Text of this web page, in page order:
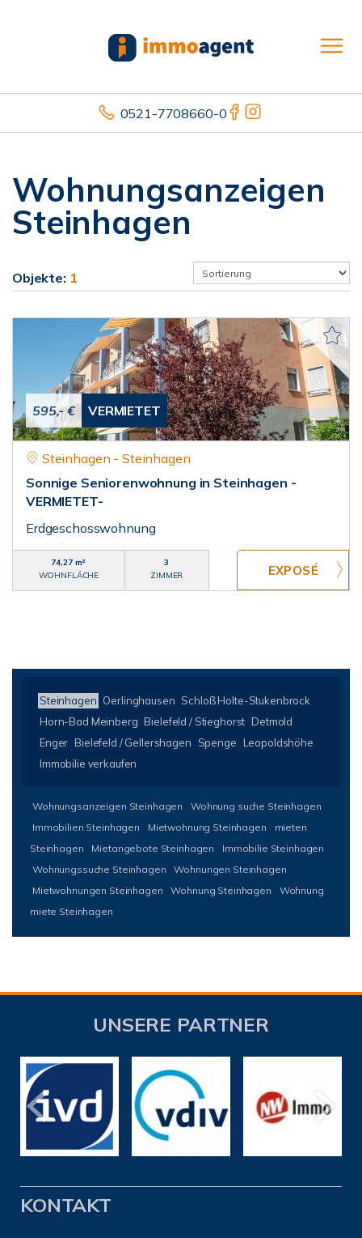
0521-7708660-0
Wohnungsanzeigen
Steinhagen
Objekte: 1
595,- € VERMIETET
Steinhagen - Steinhagen
Sonnige Seniorenwohnung in Steinhagen -
VERMIETET-
Erdgeschosswohnung
74,27 m²
WOHNFLÄCHE
3
ZIMMER
Steinhagen Oerlinghausen Schloß Holte-Stukenbrock
Horn-Bad Meinberg Bielefeld / Stieghorst Detmold
Enger Bielefeld / Gellershagen Spenge Leopoldshöhe
Immobilie verkaufen
Wohnungsanzeigen Steinhagen
Wohnung suche Steinhagen
Immobilien Steinhagen
Mietwohnung Steinhagen
mieten
Steinhagen
Mietangebote Steinhagen
Immobilie Steinhagen
Wohnungssuche Steinhagen
Wohnungen Steinhagen
Mietwohnungen Steinhagen
Wohnung Steinhagen
Wohnung
miete Steinhagen
UNSERE PARTNER
KONTAKT